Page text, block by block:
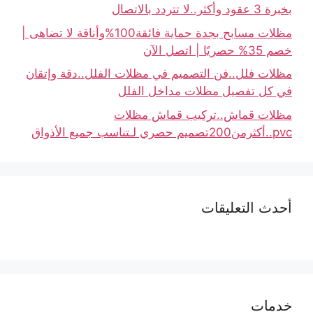
بخبرة 3 عقود وأكثر..لا تتردد بالاتصال
مظلات مسابح بجدة حماية فائقة100%وأناقة لا تضاهى |
خصم 35% حصريًا | اتصل الآن
مظلات فلل..فن التصميم في مظلات الفلل..دقة وإتقان
في كل تفصيل مظلات مداخل الفلل
مظلات قماش..تركيب قماش مظلات
pvc..أكثرمن200تصميم حصري لـتناسب جميع الأذواق
أحدث التعليقات
خدمات